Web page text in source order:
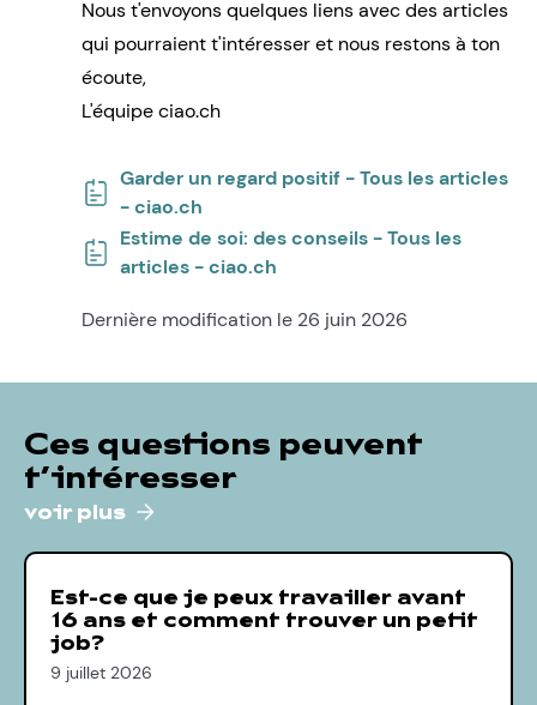
Nous t'envoyons quelques liens avec des articles
qui pourraient t'intéresser et nous restons à ton
écoute,
L'équipe ciao.ch
Garder un regard positif - Tous les articles
- ciao.ch
Estime de soi: des conseils - Tous les
articles - ciao.ch
Dernière modification le 26 juin 2026
Ces questions peuvent
t’intéresser
voir plus
Est-ce que je peux travailler avant
16 ans et comment trouver un petit
job?
9 juillet 2026